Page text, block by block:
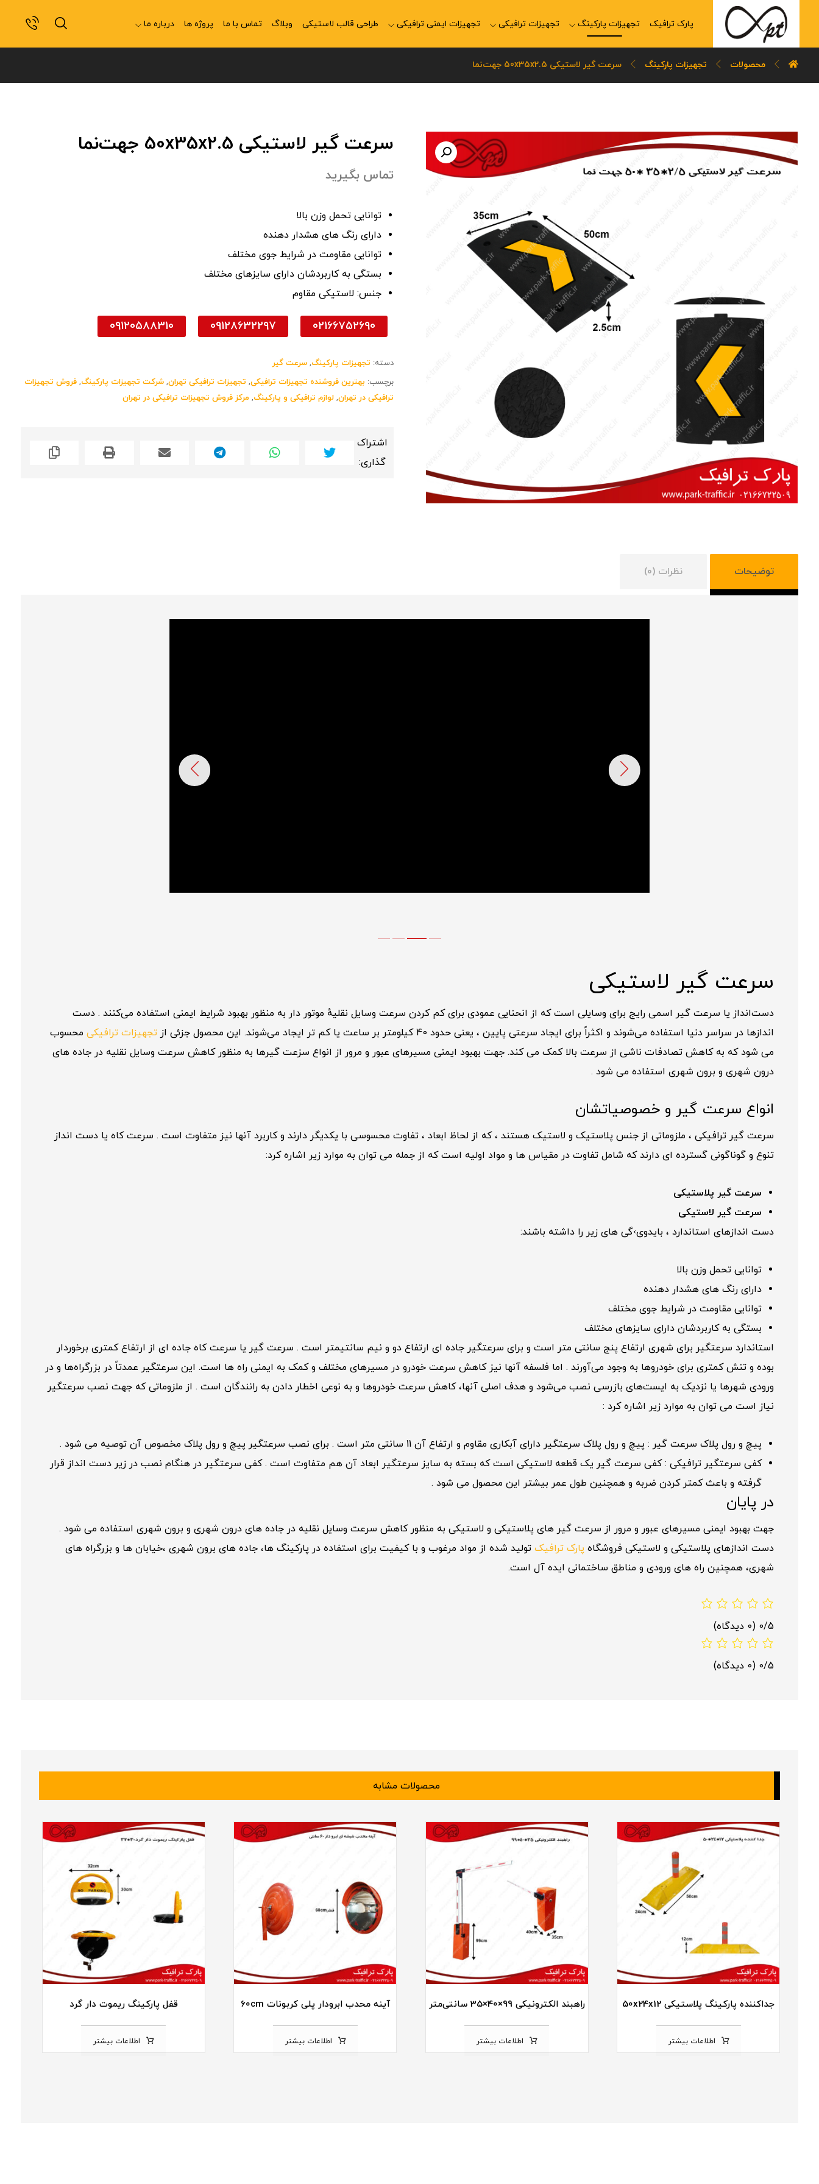
پارک ترافیک تجهیزات پارکینگ تجهیزات ترافیکی تجهیزات ایمنی ترافیکی طراحی قالب لاستیکی وبلاگ تماس با ما پروژه ها درباره ما
محصولات تجهیزات پارکینگ سرعت گیر لاستیکی 50x35x2.5 جهت‌نما
سرعت گیر لاستیکی 50x35x2.5 جهت‌نما
تماس بگیرید
توانایی تحمل وزن بالا
دارای رنگ های هشدار دهنده
توانایی مقاومت در شرایط جوی مختلف
بستگی به کاربردشان دارای سایزهای مختلف
جنس: لاستیکی مقاوم
02166752690
09128632297
09120588310
دسته: تجهیزات پارکینگ, سرعت گیر
برچسب: بهترین فروشنده تجهیزات ترافیکی, تجهیزات ترافیکی تهران, شرکت تجهیزات پارکینگ, فروش تجهیزات
ترافیکی در تهران, لوازم ترافیکی و پارکینگ, مرکز فروش تجهیزات ترافیکی در تهران
توضیحات نظرات (0)
سرعت گیر لاستیکی
دست‌انداز یا سرعت گیر اسمی رایج برای وسایلی است که از انحنایی عمودی برای کم کردن سرعت وسایل نقلیهٔ موتور دار به منظور بهبود شرایط ایمنی استفاده می‌کنند . دست
اندازها در سراسر دنیا استفاده می‌شوند و اکثراً برای ایجاد سرعتی پایین ، یعنی حدود 40 کیلومتر بر ساعت یا کم‌ تر ایجاد می‌شوند. این محصول جزئی از
تجهیزات ترافیکیمحسوب
می شود که به کاهش تصادفات ناشی از سرعت بالا کمک می کند. جهت بهبود ایمنی مسیرهای عبور و مرور از انواع سزعت گیرها به منظور کاهش سرعت وسایل نقلیه در جاده های
درون شهری و برون شهری استفاده می شود .
انواع سرعت گیر و خصوصیاتشان
سرعت گیر ترافیکی ، ملزوماتی از جنس پلاستیک و لاستیک هستند ، که از لحاظ ابعاد ، تفاوت محسوسی با یکدیگر دارند و کاربرد آنها نیز متفاوت است . سرعت کاه یا دست انداز
تنوع و گوناگونی گسترده ای دارند که شامل تفاوت در مقیاس ها و مواد اولیه است که از جمله می توان به موارد زیر اشاره کرد:
سرعت گیر پلاستیکی
سرعت گیر لاستیکی
دست اندازهای استاندارد ، بایدوی›گی های زیر را داشته باشند:
توانایی تحمل وزن بالا
دارای رنگ های هشدار دهنده
توانایی مقاومت در شرایط جوی مختلف
بستگی به کاربردشان دارای سایزهای مختلف
استاندارد سرعتگیر برای شهری ارتفاع پنج سانتی متر است و برای سرعتگیر جاده ای ارتفاع دو و نیم سانتیمتر است . سرعت گیر یا سرعت کاه جاده ای از ارتفاع کمتری برخوردار
بوده و تنش کمتری برای خودروها به وجود می‌آورند . اما فلسفه آنها نیز کاهش سرعت خودرو در مسیرهای مختلف و کمک به ایمنی راه ها است. این سرعتگیر عمدتاً در بزرگراه‌ها و در
ورودی شهرها یا نزدیک به ایست‌های بازرسی نصب می‌شود و هدف اصلی آنها، کاهش سرعت خودروها و به نوعی اخطار دادن به رانندگان است . از ملزوماتی که جهت نصب سرعتگیر
نیاز است می توان به موارد زیر اشاره کرد :
پیچ و رول پلاک سرعت گیر : پیچ و رول پلاک سرعتگیر دارای آبکاری مقاوم و ارتفاع آن 11 سانتی متر است . برای نصب سرعتگیر پیچ و رول پلاک مخصوص آن توصیه می شود .
کفی سرعتگیر ترافیکی : کفی سرعت گیر یک قطعه لاستیکی است که بسته به سایز سرعتگیر ابعاد آن هم متفاوت است . کفی سرعتگیر در هنگام نصب در زیر دست انداز قرار
گرفته و باعث کمتر کردن ضربه و همچنین طول عمر بیشتر این محصول می شود .
در پایان
جهت بهبود ایمنی مسیرهای عبور و مرور از سرعت گیر های پلاستیکی و لاستیکی به منظور کاهش سرعت وسایل نقلیه در جاده های درون شهری و برون شهری استفاده می شود .
دست اندازهای پلاستیکی و لاستیکی فروشگاه پارک ترافیکتولید شده از مواد مرغوب و با کیفیت برای استفاده در پارکینگ ها، جاده های برون شهری ،خیابان ها و بزرگراه های
شهری، همچنین راه های ورودی و مناطق ساختمانی ایده آل است.
0/5 (0 دیدگاه)
0/5 (0 دیدگاه)
محصولات مشابه
جداکننده پارکینگ پلاستیکی 50x24x12
اطلاعات بیشتر
راهبند الکترونیکی 99×40×35 سانتی‌متر
اطلاعات بیشتر
آینه محدب ابرودار پلی کربونات 60cm
اطلاعات بیشتر
قفل پارکینگ ریموت دار گرد
اطلاعات بیشتر